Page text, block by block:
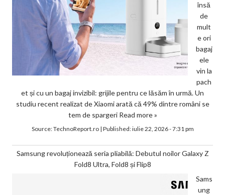
însă
de
mult
e ori
bagaj
ele
vin la
pach
et și cu un bagaj invizibil: grijile pentru ce lăsăm în urmă. Un
studiu recent realizat de Xiaomi arată că 49% dintre români se
tem de spargeri Read more »
Source:TechnoReport.ro| Published:iulie 22, 2026 - 7:31 pm
Samsung revoluționează seria pliabilă: Debutul noilor Galaxy Z
Fold8 Ultra, Fold8 și Flip8
Sams
ung